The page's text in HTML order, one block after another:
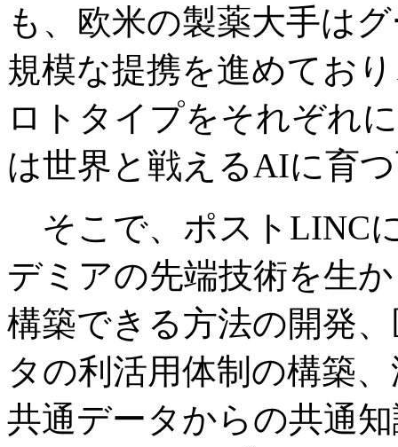
も、欧米の製薬大手は
規模な提携を進めてお
ロトタイプをそれぞれ
は世界と戦えるAIに育
そこで、ポストLINC
デミアの先端技術を生
構築できる方法の開発
タの利活用体制の構築
共通データからの共通